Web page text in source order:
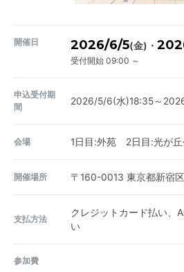
開催日 2026/6/5(金) ・
受付開始 09:00 ～
申込受付期
間
2026/5/6(水)18:35～
会場 1日目:外苑 2日目:光が丘
開催場所 〒160-0013 東京都新宿
支払方法
クレジットカード払い、
い
参加費